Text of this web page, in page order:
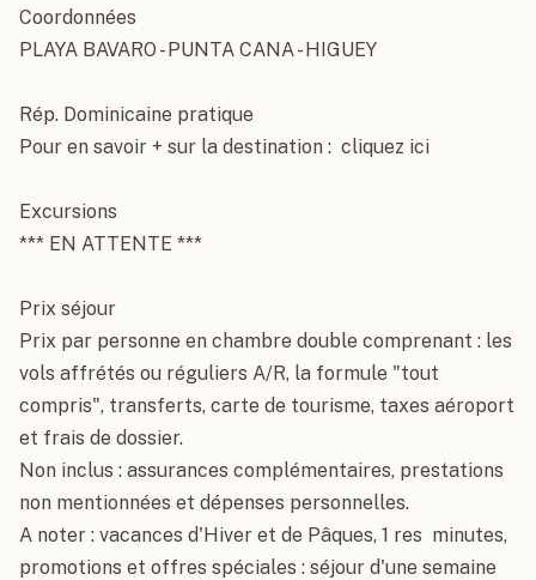
Coordonnées
PLAYA BAVARO - PUNTA CANA - HIGUEY
Rép. Dominicaine pratique
Pour en savoir + sur la destination :  cliquez ici
Excursions
*** EN ATTENTE ***
Prix séjour
Prix par personne en chambre double comprenant : les
vols affrétés ou réguliers A/R, la formule "tout
compris", transferts, carte de tourisme, taxes aéroport
et frais de dossier.
Non inclus : assurances complémentaires, prestations
non mentionnées et dépenses personnelles.
A noter : vacances d'Hiver et de Pâques, 1 res  minutes,
promotions et offres spéciales : séjour d'une semaine